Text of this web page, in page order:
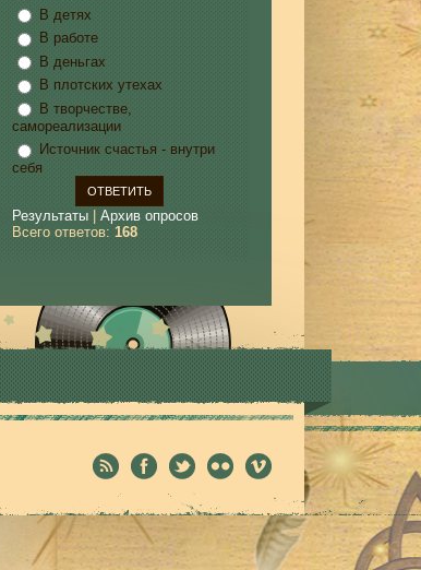
В детях
В работе
В деньгах
В плотских утехах
В творчестве,
самореализации
Источник счастья - внутри
себя
Результаты| Архив опросов
Всего ответов: 168